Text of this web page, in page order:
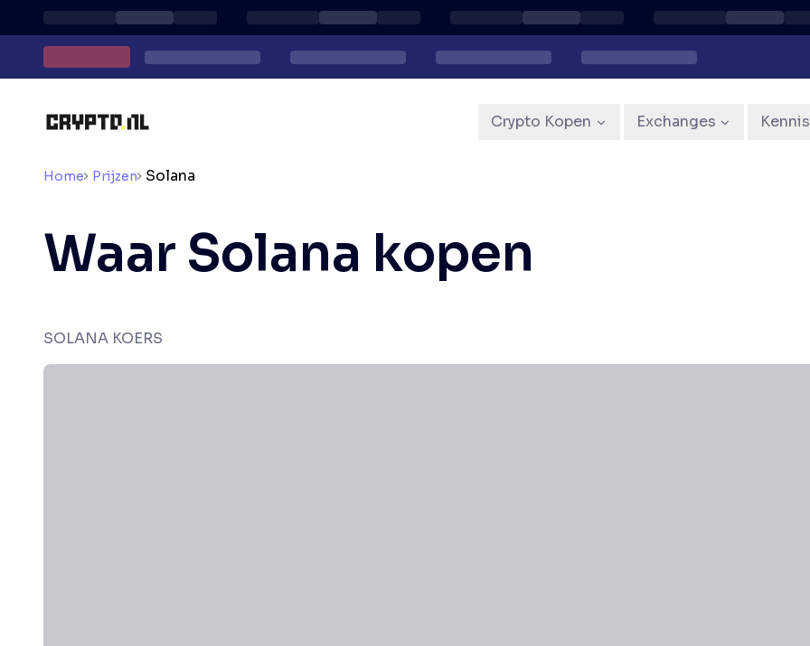
Crypto Kopen Exchanges
Home Prijzen Solana
Waar Solana kopen
SOLANA KOERS